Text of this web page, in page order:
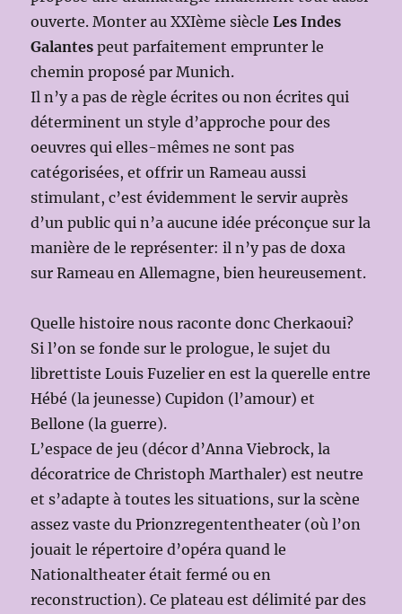
ouverte. Monter au XXIème siècleLes Indes
Galantes peut parfaitement emprunter le
chemin proposé par Munich.
Il n’y a pas de règle écrites ou non écrites qui
déterminent un style d’approche pour des
oeuvres qui elles-mêmes ne sont pas
catégorisées, et offrir un Rameau aussi
stimulant, c’est évidemment le servir auprès
d’un public qui n’a aucune idée préconçue sur la
manière de le représenter: il n’y pas de doxa
sur Rameau en Allemagne, bien heureusement.
Quelle histoire nous raconte donc Cherkaoui?
Si l’on se fonde sur le prologue, le sujet du
librettiste Louis Fuzelier en est la querelle entre
Hébé (la jeunesse) Cupidon (l’amour) et
Bellone (la guerre).
L’espace de jeu (décor d’Anna Viebrock, la
décoratrice de Christoph Marthaler) est neutre
et s’adapte à toutes les situations, sur la scène
assez vaste du Prionzregententheater (où l’on
jouait le répertoire d’opéra quand le
Nationaltheater était fermé ou en
reconstruction). Ce plateau est délimité par des